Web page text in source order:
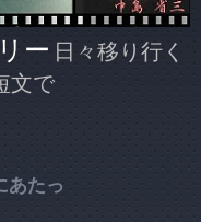
ー 日々移り行く
文で
あたっ